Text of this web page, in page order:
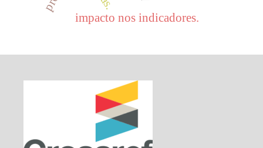
impacto nos indicadores.